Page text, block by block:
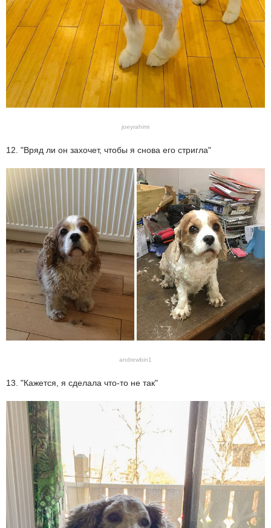
joeyrahimi
12. "Вряд ли он захочет, чтобы я снова его стригла"
andrewbin1
13. "Кажется, я сделала что-то не так"